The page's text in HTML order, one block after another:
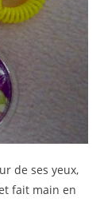
de ses yeux,
fait main en